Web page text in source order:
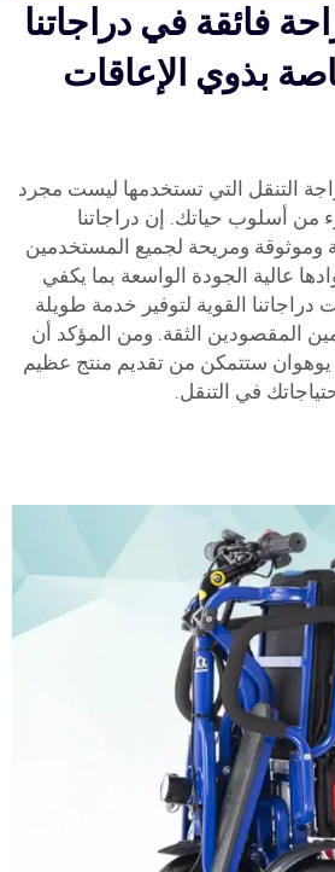
فائقة في دراجاتنا
بذوي الإعاقات
التنقل التي تستخدمها ليست مجرد
أسلوب حياتك. إن دراجاتنا
وموثوقة ومريحة لجميع المستخدمين
عالية الجودة الواسعة بما يكفي
القوية لتوفير خدمة طويلة
المقصودين الثقة. ومن المؤكد أن
يوهوان ستتمكن من تقديم منتج عظيم
في التنقل.